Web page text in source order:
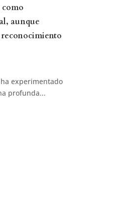
aunque
reconocimiento
experimentado
profunda...